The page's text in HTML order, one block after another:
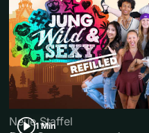
1 Min
Neue Staffel